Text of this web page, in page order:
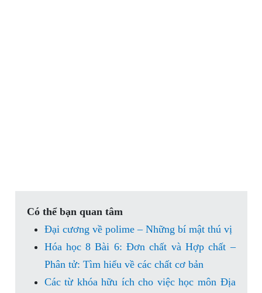
Có thể bạn quan tâm
Đại cương về polime – Những bí mật thú vị
Hóa học 8 Bài 6: Đơn chất và Hợp chất –
Phân tử: Tìm hiểu về các chất cơ bản
Các từ khóa hữu ích cho việc học môn Địa